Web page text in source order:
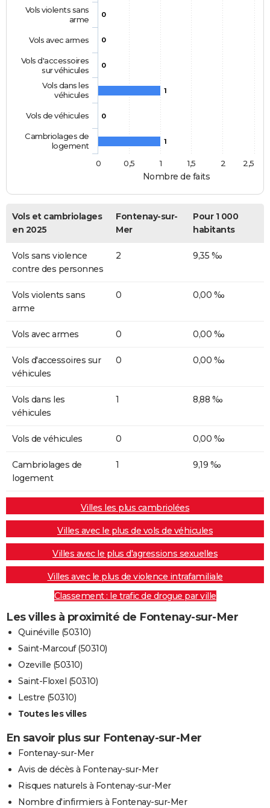
Nombre de faits
0
0
0
1
0
1
Vols violents sans
arme
Vols avec armes
Vols d'accessoires
sur véhicules
Vols dans les
véhicules
Vols de véhicules
Cambriolages de
logement
0
0,5 1 1,5 2 2,5
Vols et cambriolages
en 2025
Fontenay-sur-
Mer
Pour 1 000
habitants
Vols sans violence
contre des personnes
2 9,35 ‰
Vols violents sans
arme
0 0,00 ‰
Vols avec armes 0 0,00 ‰
Vols d'accessoires sur
véhicules
0 0,00 ‰
Vols dans les
véhicules
1 8,88 ‰
Vols de véhicules 0 0,00 ‰
Cambriolages de
logement
1 9,19 ‰
Villes les plus cambriolées
Villes avec le plus de vols de véhicules
Villes avec le plus d'agressions sexuelles
Villes avec le plus de violence intrafamiliale
Classement : le trafic de drogue par ville
Les villes à proximité de Fontenay-sur-Mer
Quinéville (50310)
Saint-Marcouf (50310)
Ozeville (50310)
Saint-Floxel (50310)
Lestre (50310)
Toutes les villes
En savoir plus sur Fontenay-sur-Mer
Fontenay-sur-Mer
Avis de décès à Fontenay-sur-Mer
Risques naturels à Fontenay-sur-Mer
Nombre d'infirmiers à Fontenay-sur-Mer